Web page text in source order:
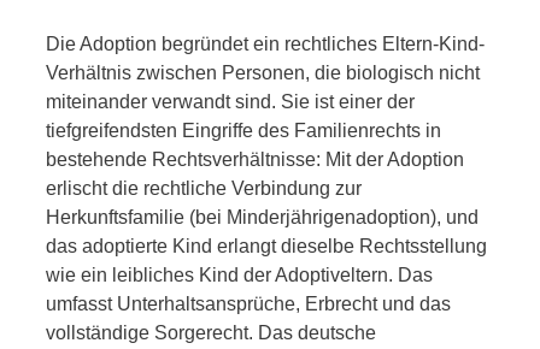
Die Adoption begründet ein rechtliches Eltern-Kind-
Verhältnis zwischen Personen, die biologisch nicht
miteinander verwandt sind. Sie ist einer der
tiefgreifendsten Eingriffe des Familienrechts in
bestehende Rechtsverhältnisse: Mit der Adoption
erlischt die rechtliche Verbindung zur
Herkunftsfamilie (bei Minderjährigenadoption), und
das adoptierte Kind erlangt dieselbe Rechtsstellung
wie ein leibliches Kind der Adoptiveltern. Das
umfasst Unterhaltsansprüche, Erbrecht und das
vollständige Sorgerecht. Das deutsche